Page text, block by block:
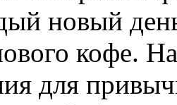
новый
кофе.
для